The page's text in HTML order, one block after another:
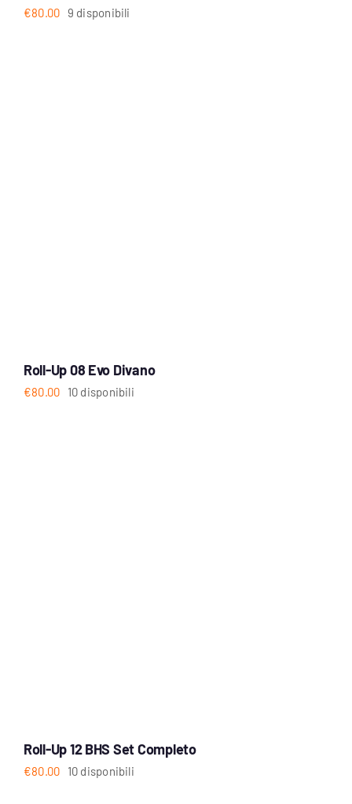
€80.00 9 disponibili
Roll-Up 08 Evo Divano
€80.00 10 disponibili
Roll-Up 12 BHS Set Completo
€80.00 10 disponibili